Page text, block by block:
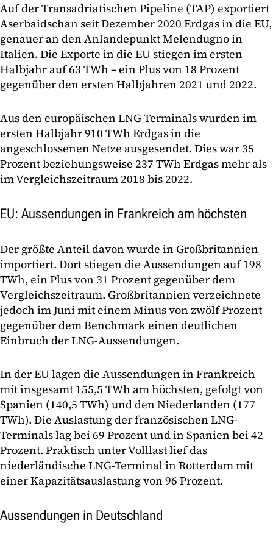
Auf der Transadriatischen Pipeline (TAP) exportiert
Aserbaidschan seit Dezember 2020 Erdgas in die EU,
genauer an den Anlandepunkt Melendugno in
Italien. Die Exporte in die EU stiegen im ersten
Halbjahr auf 63 TWh – ein Plus von 18 Prozent
gegenüber den ersten Halbjahren 2021 und 2022.
Aus den europäischen LNG Terminals wurden im
ersten Halbjahr 910 TWh Erdgas in die
angeschlossenen Netze ausgesendet. Dies war 35
Prozent beziehungsweise 237 TWh Erdgas mehr als
im Vergleichszeitraum 2018 bis 2022.
EU: Aussendungen in Frankreich am höchsten
Der größte Anteil davon wurde in Großbritannien
importiert. Dort stiegen die Aussendungen auf 198
TWh, ein Plus von 31 Prozent gegenüber dem
Vergleichszeitraum. Großbritannien verzeichnete
jedoch im Juni mit einem Minus von zwölf Prozent
gegenüber dem Benchmark einen deutlichen
Einbruch der LNG-Aussendungen.
In der EU lagen die Aussendungen in Frankreich
mit insgesamt 155,5 TWh am höchsten, gefolgt von
Spanien (140,5 TWh) und den Niederlanden (177
TWh). Die Auslastung der französischen LNG-
Terminals lag bei 69 Prozent und in Spanien bei 42
Prozent. Praktisch unter Volllast lief das
niederländische LNG-Terminal in Rotterdam mit
einer Kapazitätsauslastung von 96 Prozent.
Aussendungen in Deutschland